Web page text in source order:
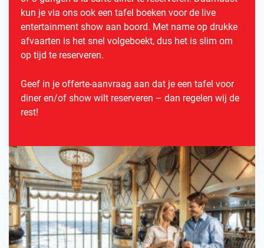
kun je via ons ook een tafel boeken voor de live
entertainment show aan boord. Met name op drukke
afvaarten is het snel volgeboekt, dus het is slim om
op tijd te reserveren.
Geef in je offerte-aanvraag aan dat je een tafel voor
diner en/of show wilt reserveren – dan regelen wij de
rest!